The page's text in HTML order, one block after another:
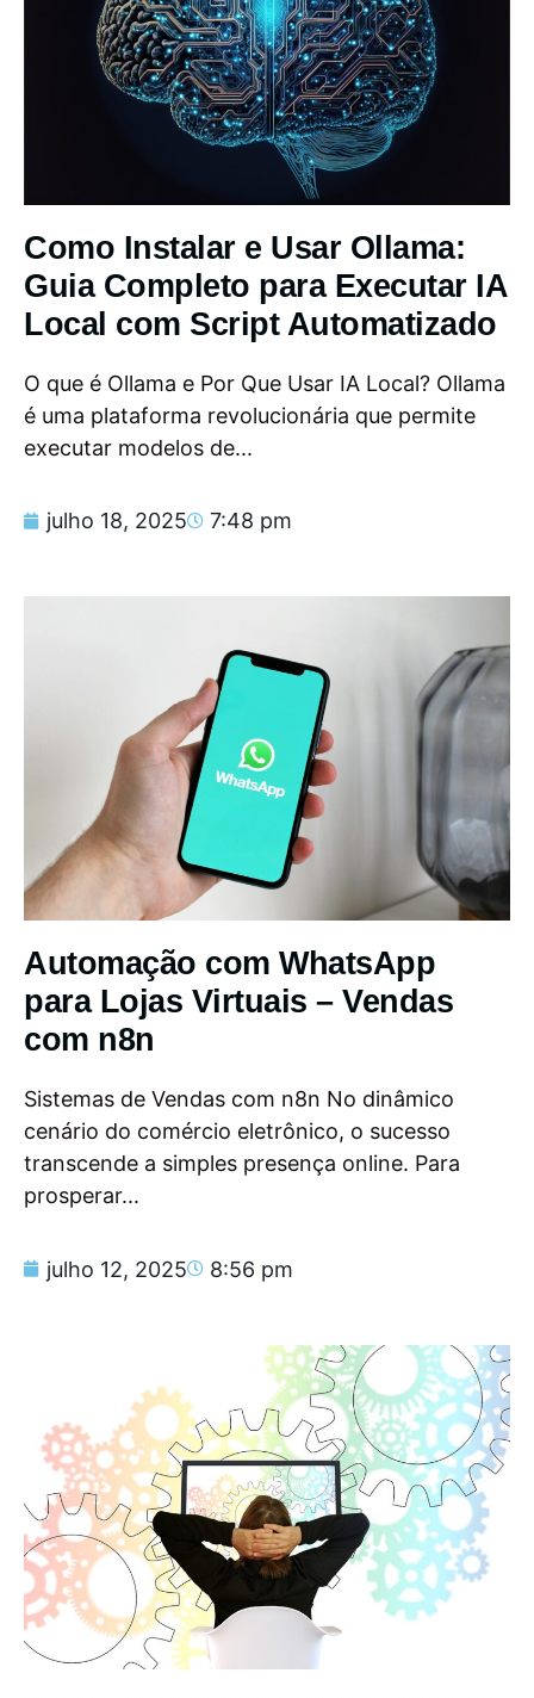
Como Instalar e Usar Ollama:
Guia Completo para Executar IA
Local com Script Automatizado
O que é Ollama e Por Que Usar IA Local? Ollama
é uma plataforma revolucionária que permite
executar modelos de...
julho 18, 2025 7:48 pm
Automação com WhatsApp
para Lojas Virtuais – Vendas
com n8n
Sistemas de Vendas com n8n No dinâmico
cenário do comércio eletrônico, o sucesso
transcende a simples presença online. Para
prosperar...
julho 12, 2025 8:56 pm